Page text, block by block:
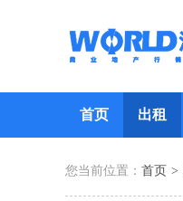
首页 出租
您当前位置： 首页 >